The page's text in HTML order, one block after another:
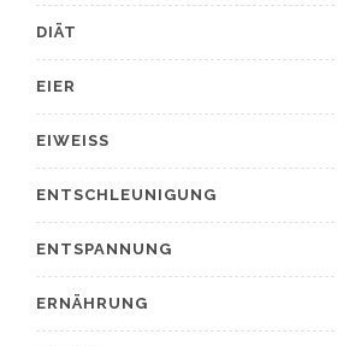
DIÄT
EIER
EIWEISS
ENTSCHLEUNIGUNG
ENTSPANNUNG
ERNÄHRUNG